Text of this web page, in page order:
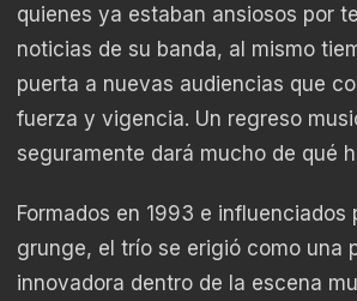
quienes ya estaban ansiosos por
noticias de su banda, al mismo
puerta a nuevas audiencias que
fuerza y vigencia. Un regreso
seguramente dará mucho de qué
Formados en 1993 e influenciados
grunge, el trío se erigió como una
innovadora dentro de la escena